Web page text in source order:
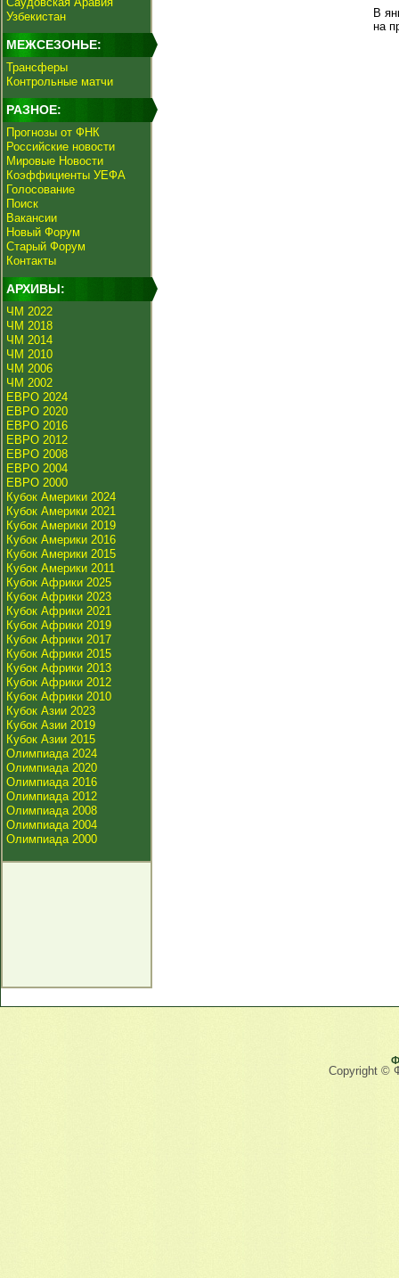
Узбекистан
МЕЖСЕЗОНЬЕ:
Трансферы
Контрольные матчи
РАЗНОЕ:
Прогнозы от ФНК
Российские новости
Мировые Новости
Коэффициенты УЕФА
Голосование
Поиск
Вакансии
Новый Форум
Старый Форум
Контакты
АРХИВЫ:
ЧМ 2022
ЧМ 2018
ЧМ 2014
ЧМ 2010
ЧМ 2006
ЧМ 2002
ЕВРО 2024
ЕВРО 2020
ЕВРО 2016
ЕВРО 2012
ЕВРО 2008
ЕВРО 2004
ЕВРО 2000
Кубок Америки 2024
Кубок Америки 2021
Кубок Америки 2019
Кубок Америки 2016
Кубок Америки 2015
Кубок Америки 2011
Кубок Африки 2025
Кубок Африки 2023
Кубок Африки 2021
Кубок Африки 2019
Кубок Африки 2017
Кубок Африки 2015
Кубок Африки 2013
Кубок Африки 2012
Кубок Африки 2010
Кубок Азии 2023
Кубок Азии 2019
Кубок Азии 2015
Олимпиада 2024
Олимпиада 2020
Олимпиада 2016
Олимпиада 2012
Олимпиада 2008
Олимпиада 2004
Олимпиада 2000
В
на
Copyright ©